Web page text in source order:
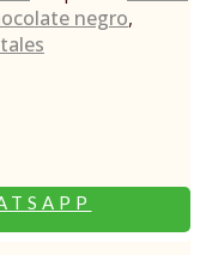
negro,